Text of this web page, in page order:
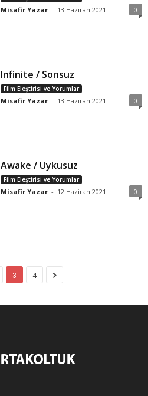
Misafir Yazar - 13 Haziran 2021 0
Infinite / Sonsuz
Film Eleştirisi ve Yorumlar
Misafir Yazar - 13 Haziran 2021 0
Awake / Uykusuz
Film Eleştirisi ve Yorumlar
Misafir Yazar - 12 Haziran 2021 0
3 4